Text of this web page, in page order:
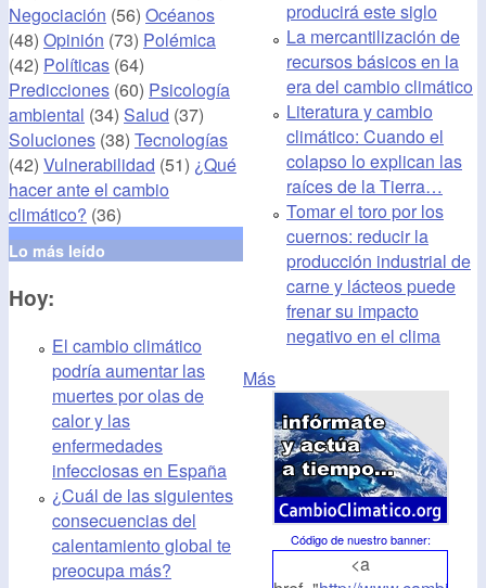
Negociación (56) Océanos
(48) Opinión (73) Polémica
(42) Políticas (64)
Predicciones (60) Psicología
ambiental (34) Salud (37)
Soluciones (38) Tecnologías
(42) Vulnerabilidad (51) ¿Qué
hacer ante el cambio
climático? (36)
Lo más leído
Hoy:
El cambio climático
podría aumentar las
muertes por olas de
calor y las
enfermedades
infecciosas en España
¿Cuál de las siguientes
consecuencias del
calentamiento global te
preocupa más?
producirá este siglo
La mercantilización de
recursos básicos en la
era del cambio climático
Literatura y cambio
climático: Cuando el
colapso lo explican las
raíces de la Tierra…
Tomar el toro por los
cuernos: reducir la
producción industrial de
carne y lácteos puede
frenar su impacto
negativo en el clima
Más
Código de nuestro banner:
<a